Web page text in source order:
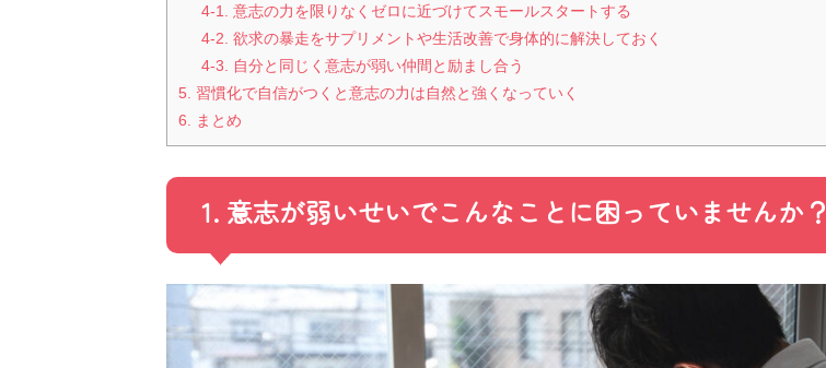
4-1. 意志の力を限りなくゼロに近づけてスモールスタートする
4-2. 欲求の暴走をサプリメントや生活改善で身体的に解決しておく
4-3. 自分と同じく意志が弱い仲間と励まし合う
5. 習慣化で自信がつくと意志の力は自然と強くなっていく
6. まとめ
1. 意志が弱いせいでこんなことに困っていませんか？